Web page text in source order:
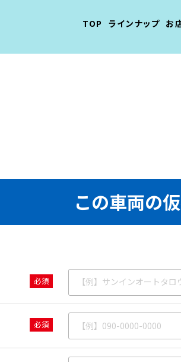
TOP ラインナップ お
この車両の
必須
必須